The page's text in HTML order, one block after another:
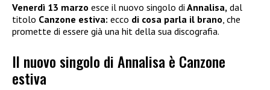
Venerdì 13 marzo esce il nuovo singolo di Annalisa, dal
titolo Canzone estiva: ecco di cosa parla il brano , che
promette di essere già una hit della sua discografia.
Il nuovo singolo di Annalisa è Canzone
estiva